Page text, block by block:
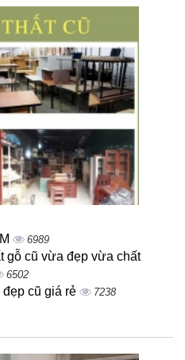
6989
gỗ cũ vừa đẹp vừa chất
6502
đẹp cũ giá rẻ 7238